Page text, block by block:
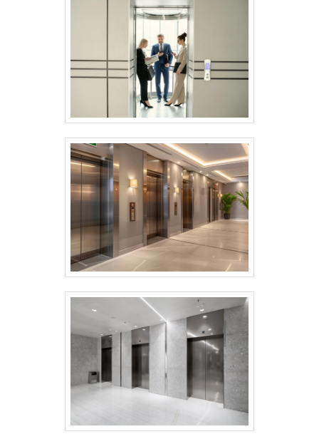
em manutenção, modernização e
rolantes, a companhia foca em tecnologia e
desenvolvimento no que gera resultado ao
cliente.Não obstante, quando falamos em
manutenção preventiva elevadores, deve-
se ter a exatidão em orçar com empresas
que prezam por produtos e serviços que
tenham ótima qualidade e excelente custo-
benefício, pequenos detalhes, mas de
grande valia para saber a procedência e
seriedade da empresa.Existem muitas
formas diferentes de demonstrar
conhecimento e autoridade em uma área
de atuação. Abaixo os motivos pelos quais
a Elevapro Elevadores é destaque sempre
que buscar por manutenção preventiva
elevadores: Comprometida com os
serviços; Responsável; Altamente
qualificada; Inovadora;
Segura. REFERÊNCIA DE QUALIDADE NO
SEGMENTOSomente na Elevapro
Elevadores tem tudo que se precisa para
manutenção preventiva elevadores. É